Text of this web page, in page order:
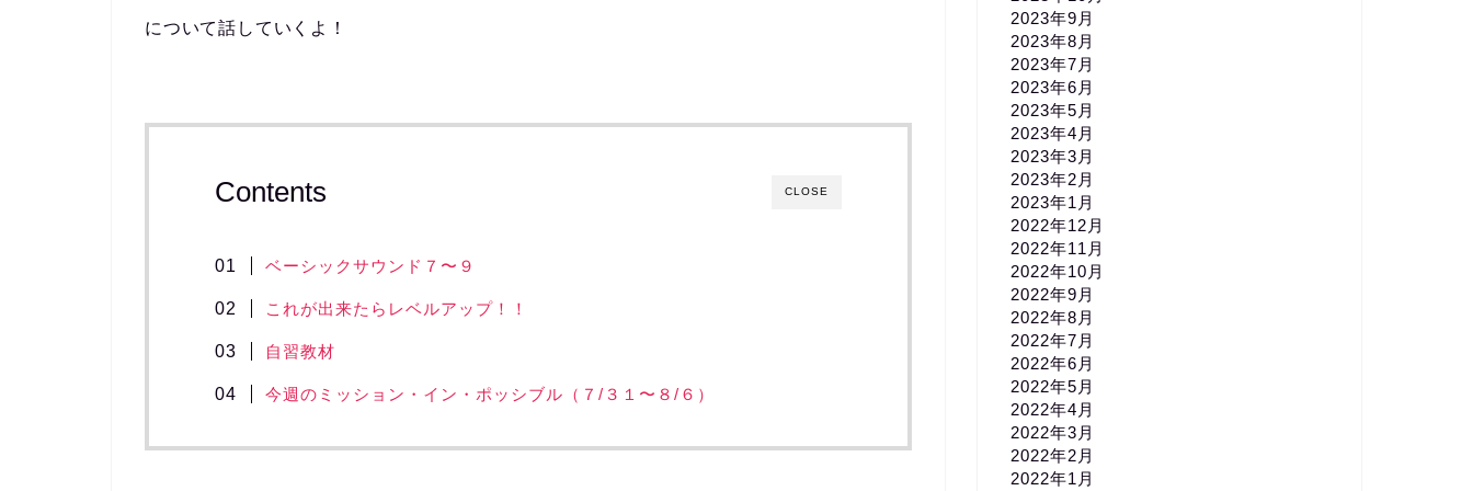
について話していくよ！
CLOSE
Contents
ベーシックサウンド７〜９
これが出来たらレベルアップ！！
自習教材
今週のミッション・イン・ポッシブル（７/３１〜８/６）
2023年9月
2023年8月
2023年7月
2023年6月
2023年5月
2023年4月
2023年3月
2023年2月
2023年1月
2022年12月
2022年11月
2022年10月
2022年9月
2022年8月
2022年7月
2022年6月
2022年5月
2022年4月
2022年3月
2022年2月
2022年1月